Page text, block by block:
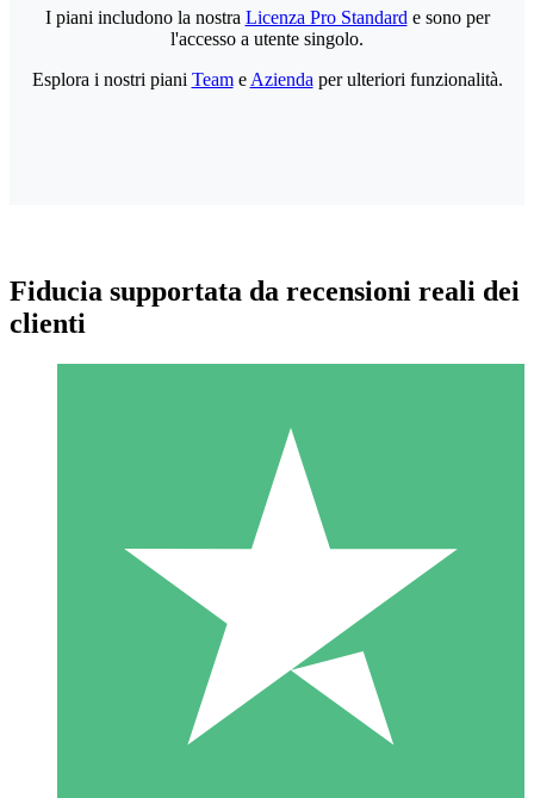
Pacchetti di Crediti Individuali
Paga a consumo con crediti di download. Nessun impegno
1 Download
10
I piani includono la nostra Licenza Pro Standard e sono per
l'accesso a utente singolo.
Esplora i nostri piani Teame Azienda per ulteriori funzionalità.
Fiducia supportata da recensioni reali dei
clienti